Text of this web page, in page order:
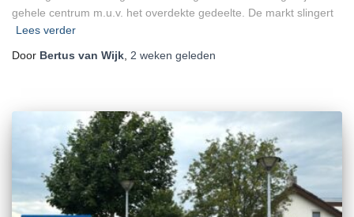
gehele centrum m.u.v. het overdekte gedeelte. De markt slingert
Lees verder
Door Bertus van Wijk, 2 weken geleden